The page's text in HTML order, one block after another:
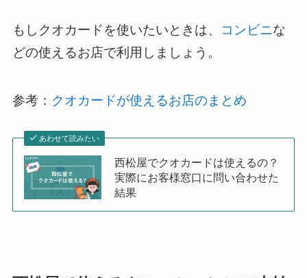
もしクオカードを使いたいときは、 コンビニな
どの使えるお店で利用しましょう。
参考： クオカードが使えるお店のまとめ
あわせて読みたい
西松屋でクオカードは使えるの？
実際にお客様窓口に問い合わせた
結果